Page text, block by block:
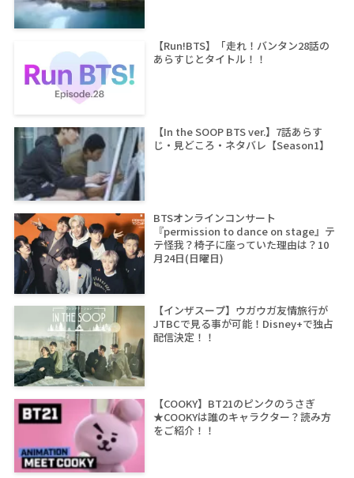
【Run!BTS】「走れ！バンタン28話の
あらすじとタイトル！！
【In the SOOP BTS ver.】7話あらす
じ・見どころ・ネタバレ【Season1】
BTSオンラインコンサート
『permission to dance on stage』テ
テ怪我？椅子に座っていた理由は？10
月24日(日曜日)
【インザスープ】ウガウガ友情旅行が
JTBCで見る事が可能！Disney+で独占
配信決定！！
【COOKY】BT21のピンクのうさぎ
★COOKYは誰のキャラクター？読み方
をご紹介！！